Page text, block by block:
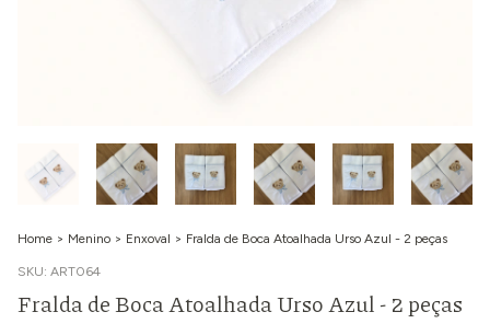
Home > Menino > Enxoval > Fralda de Boca Atoalhada Urso Azul - 2 peças
SKU: ART064
Fralda de Boca Atoalhada Urso Azul - 2 peças